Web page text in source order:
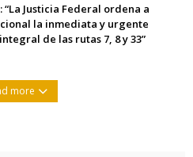
“La Justicia Federal ordena a
la inmediata y urgente
de las rutas 7, 8 y 33”
more